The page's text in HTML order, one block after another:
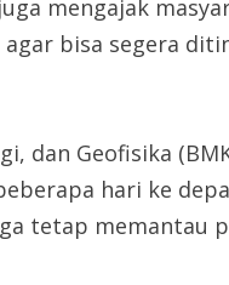
mengajak
bisa segera
dan Geofisika
hari ke
tetap memantau